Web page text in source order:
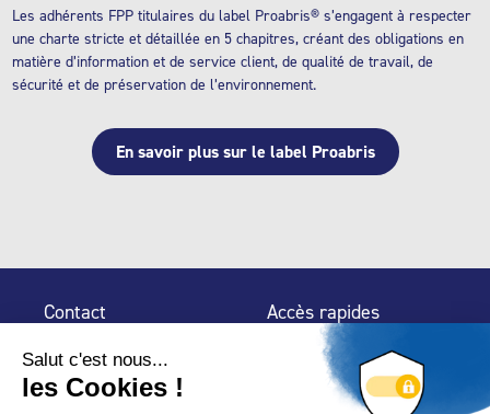
Les adhérents FPP titulaires du label Proabris® s’engagent à respecter
une charte stricte et détaillée en 5 chapitres, créant des obligations en
matière d’information et de service client, de qualité de travail, de
sécurité et de préservation de l’environnement.
En savoir plus sur le label Proabris
Contact
75 009 Paris
Accès rapides
Espace Presse
Trouver un